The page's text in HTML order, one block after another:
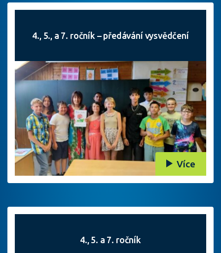
4., 5., a 7. ročník – předávání vysvědčení
Více
4., 5. a 7. ročník